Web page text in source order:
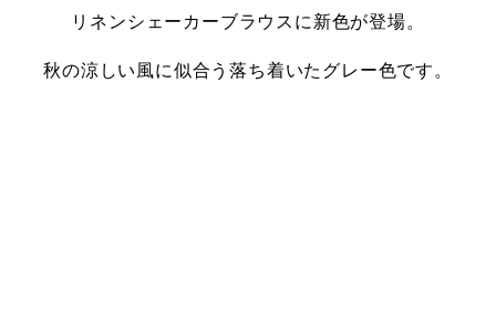
リネンシェーカーブラウスに新色が登場。
秋の涼しい風に似合う落ち着いたグレー色です。